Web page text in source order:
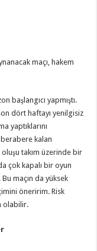
maçı, hakem
başlangıcı yapmıştı.
dört haftayı yenilgisiz
yaptıklarını
kalan
oluşu takım üzerinde bir
çok kapalı bir oyun
maçın da yüksek
öneririm. Risk
olabilir.